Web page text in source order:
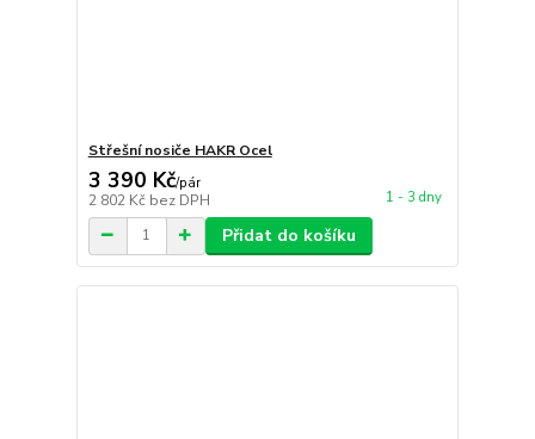
Střešní nosiče HAKR Ocel
3 390 Kč/pár
2 802 Kč bez DPH 1 - 3 dny
Přidat do košíku